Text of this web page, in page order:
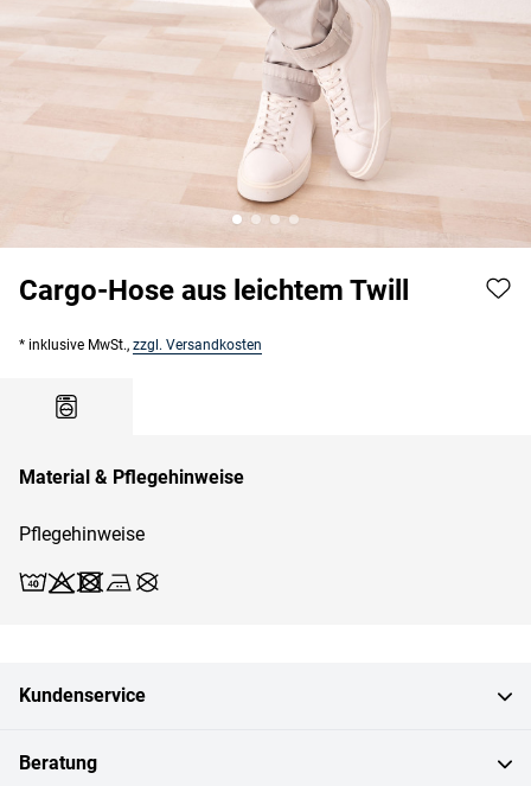
Cargo-Hose aus leichtem Twill
* inklusive MwSt., zzgl. Versandkosten
Material & Pflegehinweise
Pflegehinweise
Kundenservice
Beratung